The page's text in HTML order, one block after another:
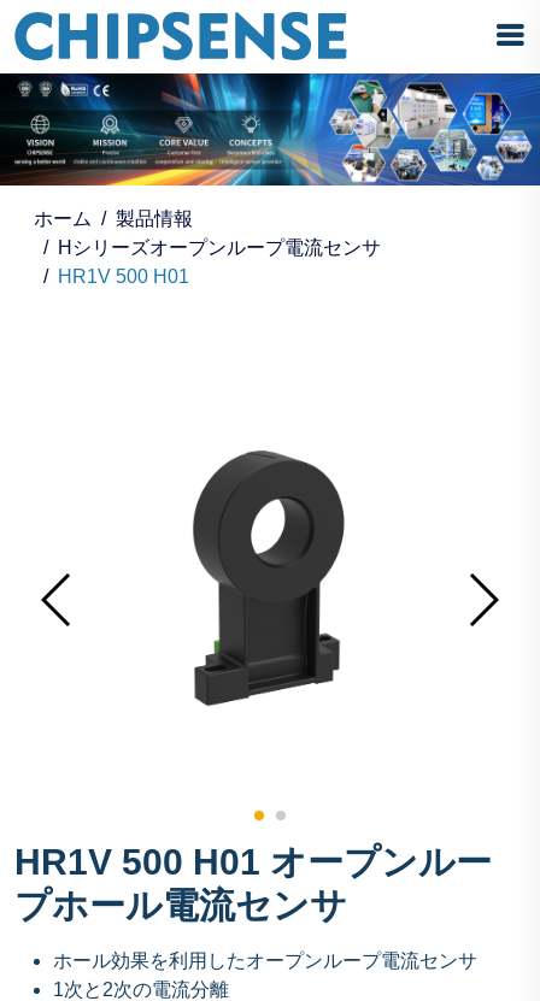
ホーム
製品情報
Hシリーズオープンループ電流センサ
HR1V 500 H01
HR1V 500 H01 オープンルー
プホール電流センサ
ホール効果を利用したオープンループ電流センサ
1次と2次の電流分離